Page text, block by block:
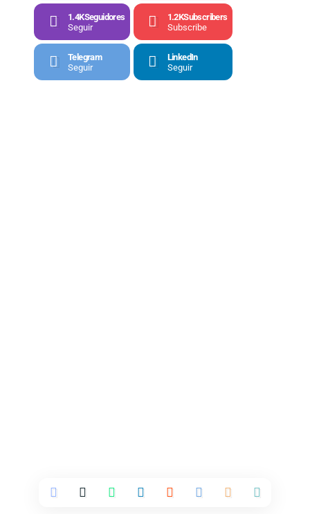
1.4KSeguidores
Seguir
1.2KSubscribers
Subscribe
Telegram
Seguir
LinkedIn
Seguir